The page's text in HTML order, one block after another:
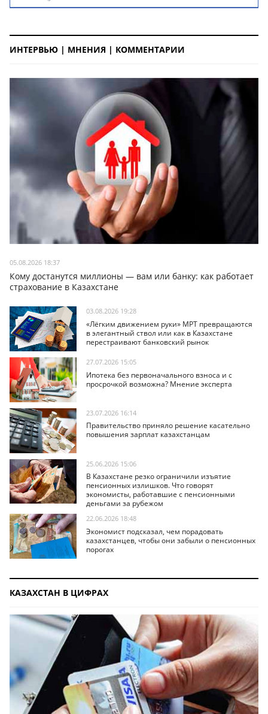
ИНТЕРВЬЮ | МНЕНИЯ | КОММЕНТАРИИ
05.08.2026 18:37
Кому достанутся миллионы — вам или банку: как работает
страхование в Казахстане
03.08.2026 19:28
«Лёгким движением руки» МРТ превращаются
в элегантный ствол или как в Казахстане
перестраивают банковский рынок
27.07.2026 15:05
Ипотека без первоначального взноса и с
просрочкой возможна? Мнение эксперта
23.07.2026 16:14
Правительство приняло решение касательно
повышения зарплат казахстанцам
25.06.2026 15:06
В Казахстане резко ограничили изъятие
пенсионных излишков. Что говорят
экономисты, работавшие с пенсионными
деньгами за рубежом
22.06.2026 18:48
Экономист подсказал, чем порадовать
казахстанцев, чтобы они забыли о пенсионных
порогах
КАЗАХСТАН В ЦИФРАХ